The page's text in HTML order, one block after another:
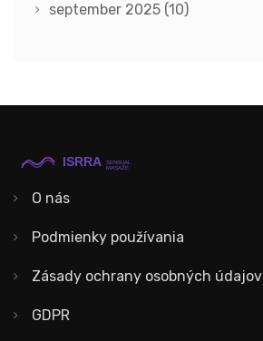
september 2025 (10)
O nás
Podmienky používania
Zásady ochrany osobných údajov
GDPR